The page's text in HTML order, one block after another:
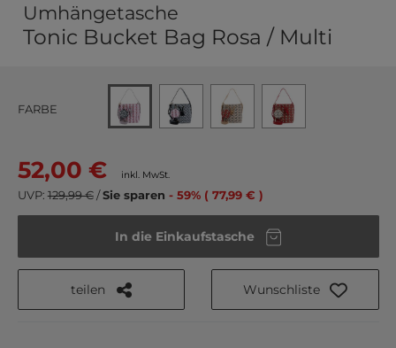
Umhängetasche
Tonic Bucket Bag Rosa / Multi
FARBE
52,00 € inkl. MwSt.
UVP: 129,99 €/Sie sparen - 59% ( 77,99 € )
In die Einkaufstasche
teilen Wunschliste